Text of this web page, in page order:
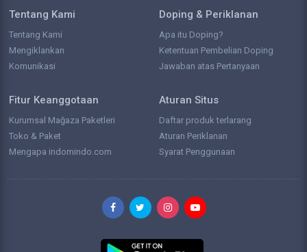
Tentang Kami
Tentang Kami
Mengiklankan
Komunikasi
Doping & Periklanan
Apa itu Doping?
Ketentuan Pembelian Doping
Jawaban atas Pertanyaan
Fitur Keanggotaan
Kurumsal Mağaza Paketleri
Toko & Paket
Mengapa indomindo.com
Aturan Situs
Daftar produk terlarang
Aturan Periklanan
Syarat Penggunaan